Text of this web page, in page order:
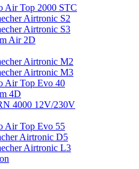
Air Top 2000 STC
Airtronic S2
Airtronic S3
Air 2D
Airtronic M2
Airtronic M3
Air Top Evo 40
4D
4000 12V/230V
Air Top Evo 55
Airtronic D5
Airtronic L3